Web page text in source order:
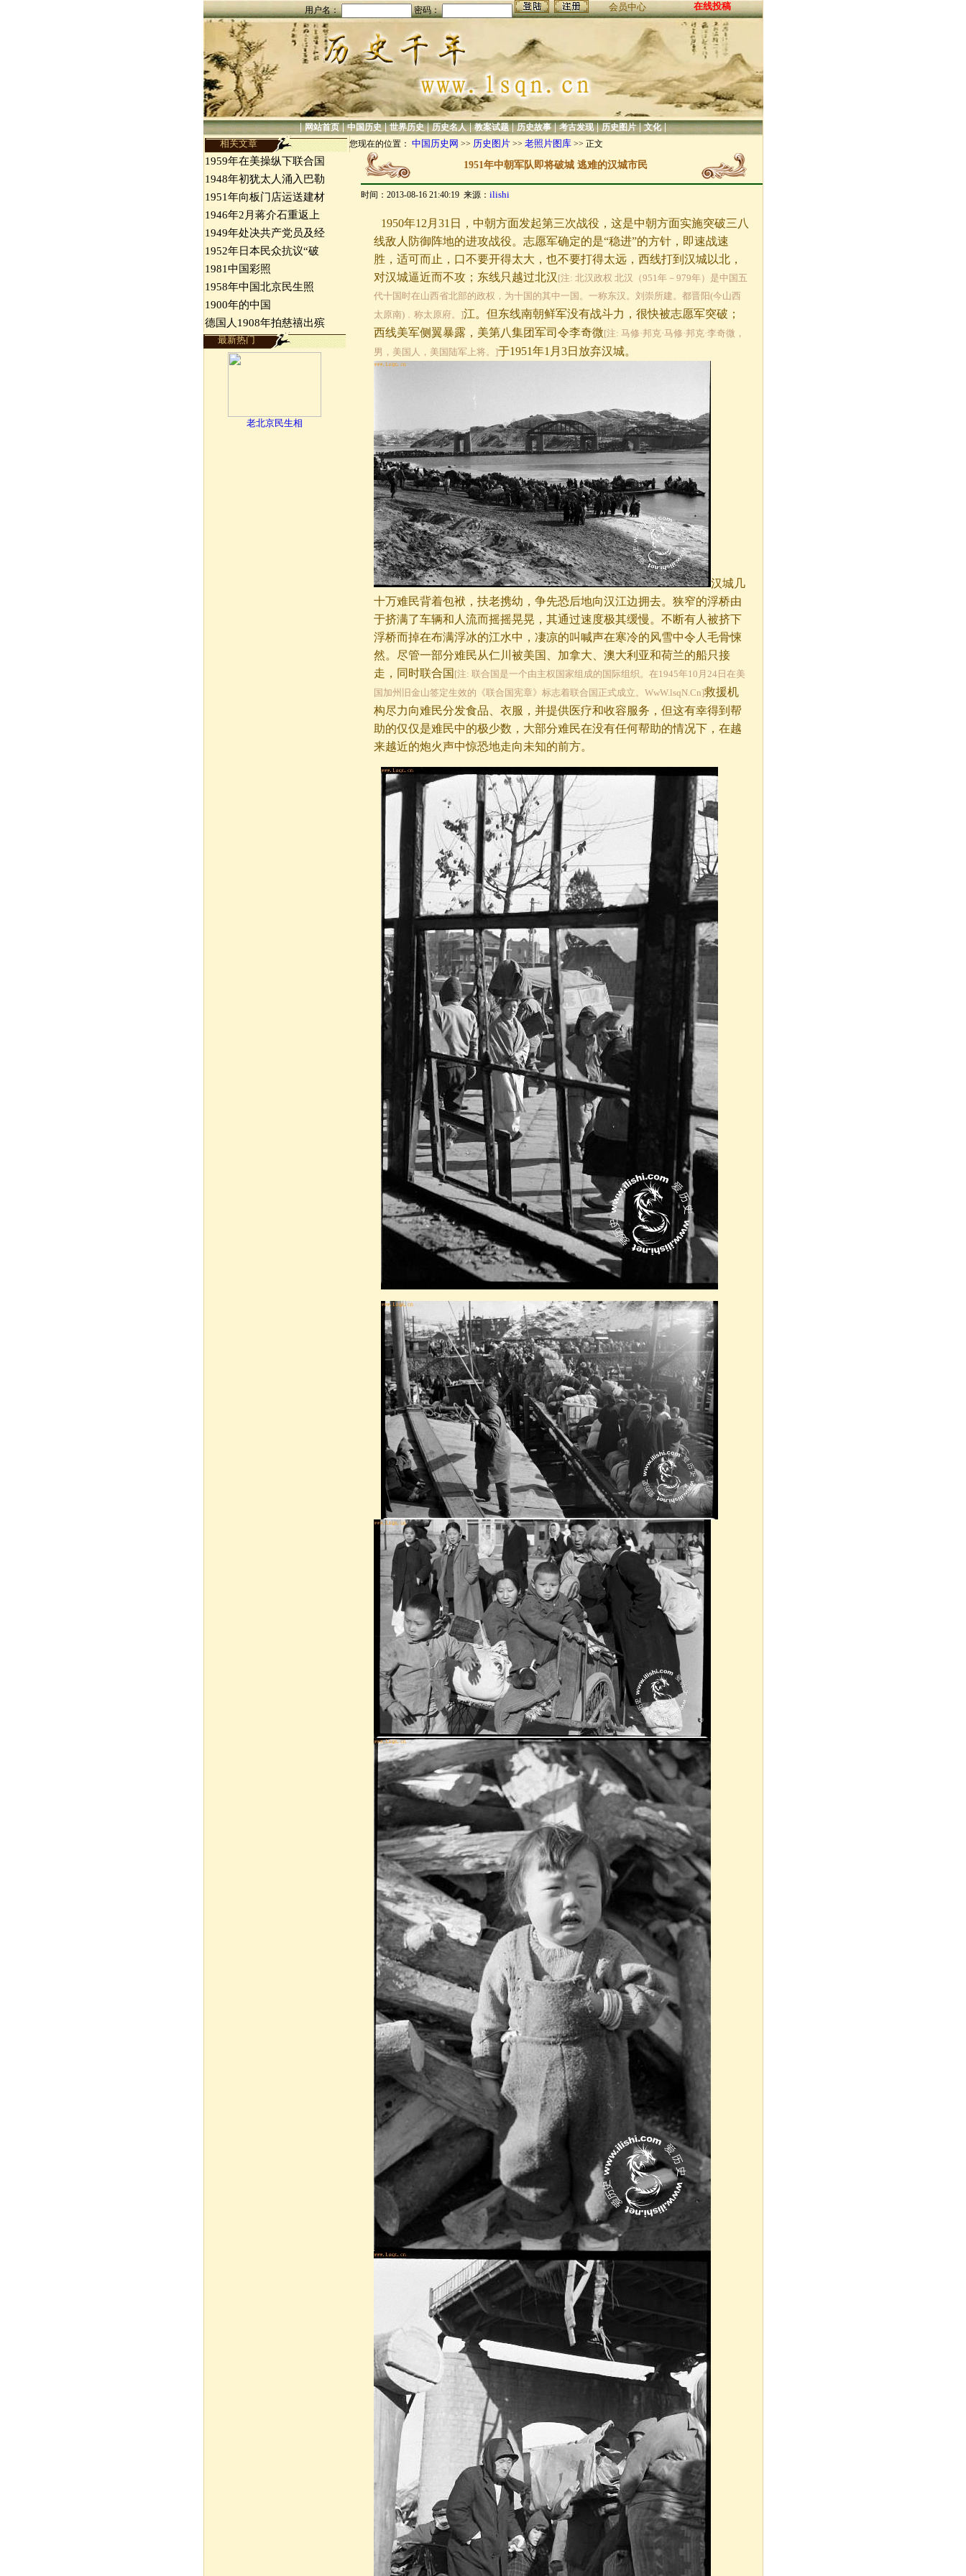
用户名： 密码： 会员中心 在线投稿
|网站首页|中国历史|世界历史|历史名人|教案试题|历史故事|考古发现|历史图片|文化|
相关文章
您现在的位置： 中国历史网 >> 历史图片>> 老照片图库>> 正文
1959年在美操纵下联合国
1948年初犹太人涌入巴勒
1951年向板门店运送建材
1946年2月蒋介石重返上
1949年处决共产党员及经
1952年日本民众抗议“破
1981中国彩照
1958年中国北京民生照
1900年的中国
德国人1908年拍慈禧出殡
最新热门
老北京民生相
1951年中朝军队即将破城 逃难的汉城市民
时间：2013-08-16 21:40:19 来源： ilishi
1950年12月31日，中朝方面发起第三次战役，这是中朝方面实施突破三八
线敌人防御阵地的进攻战役。志愿军确定的是“稳进”的方针，即速战速
胜，适可而止，口不要开得太大，也不要打得太远，西线打到汉城以北，
对汉城逼近而不攻；东线只越过北汉 [注: 北汉政权 北汉（951年－979年）是中国五
代十国时在山西省北部的政权，为十国的其中一国。一称东汉。刘崇所建。都晋阳(今山西
太原南)﹐称太原府。]江。但东线南朝鲜军没有战斗力，很快被志愿军突破；
西线美军侧翼暴露，美第八集团军司令李奇微[注: 马修·邦克·马修·邦克·李奇微，
男，美国人，美国陆军上将。]于1951年1月3日放弃汉城。
汉城几
十万难民背着包袱，扶老携幼，争先恐后地向汉江边拥去。狭窄的浮桥由
于挤满了车辆和人流而摇摇晃晃，其通过速度极其缓慢。不断有人被挤下
浮桥而掉在布满浮冰的江水中，凄凉的叫喊声在寒冷的风雪中令人毛骨悚
然。尽管一部分难民从仁川被美国、加拿大、澳大利亚和荷兰的船只接
走，同时联合国 [注: 联合国是一个由主权国家组成的国际组织。在1945年10月24日在美
国加州旧金山签定生效的《联合国宪章》标志着联合国正式成立。WwW.lsqN.Cn]救援机
构尽力向难民分发食品、衣服，并提供医疗和收容服务，但这有幸得到帮
助的仅仅是难民中的极少数，大部分难民在没有任何帮助的情况下，在越
来越近的炮火声中惊恐地走向未知的前方。